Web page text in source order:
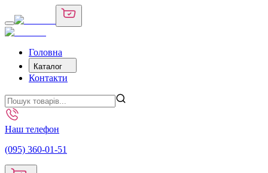
Головна
Каталог
Контакти
Наш телефон
(095) 360-01-51